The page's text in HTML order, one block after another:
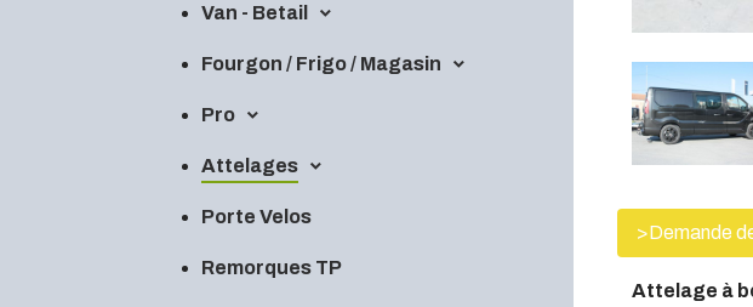
Van - Betail
Fourgon / Frigo / Magasin
Pro
Attelages
Porte Velos
Remorques TP
>Demande
Attelage à